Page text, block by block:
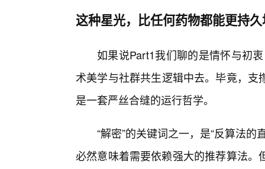
这种星光，比任何药物都能更持
如果说Part1我们聊的是情怀与初
术美学与社群共生逻辑中去。毕竟，
是一套严丝合缝的运行哲学。
“解密”的关键词之一，是“反算法
必然意味着需要依赖强大的推荐算法。